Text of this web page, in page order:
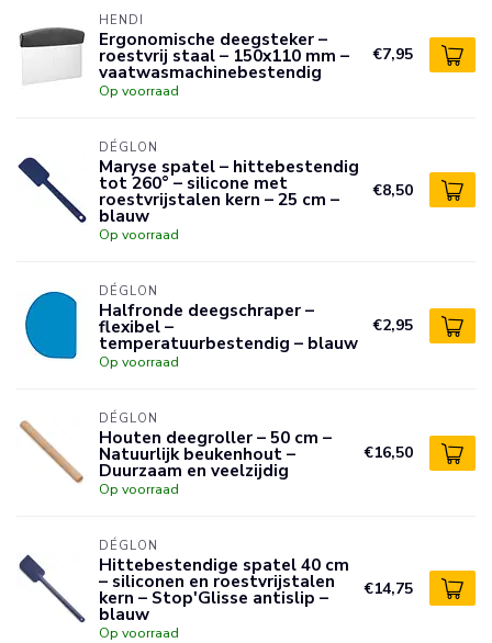
HENDI
Ergonomische deegsteker –
roestvrij staal – 150x110 mm –
vaatwasmachinebestendig
Op voorraad
€7,95
DÉGLON
Maryse spatel – hittebestendig
tot 260° – silicone met
roestvrijstalen kern – 25 cm –
blauw
Op voorraad
€8,50
DÉGLON
Halfronde deegschraper –
flexibel –
temperatuurbestendig – blauw
Op voorraad
€2,95
DÉGLON
Houten deegroller – 50 cm –
Natuurlijk beukenhout –
Duurzaam en veelzijdig
Op voorraad
€16,50
DÉGLON
Hittebestendige spatel 40 cm
– siliconen en roestvrijstalen
kern – Stop'Glisse antislip –
blauw
Op voorraad
€14,75